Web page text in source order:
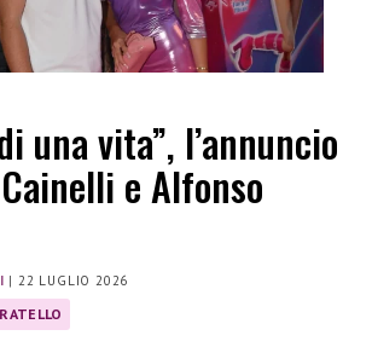
una vita”, l’annuncio
e Alfonso
|22 LUGLIO 2026